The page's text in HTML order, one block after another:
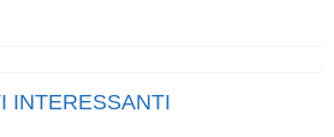
INTERESSANTI